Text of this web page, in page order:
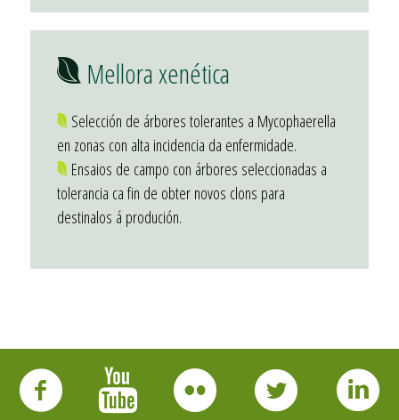
Mellora xenética
Selección de árbores tolerantes a Mycophaerella
en zonas con alta incidencia da enfermidade.
Ensaios de campo con árbores seleccionadas a
tolerancia ca fin de obter novos clons para
destinalos á produción.